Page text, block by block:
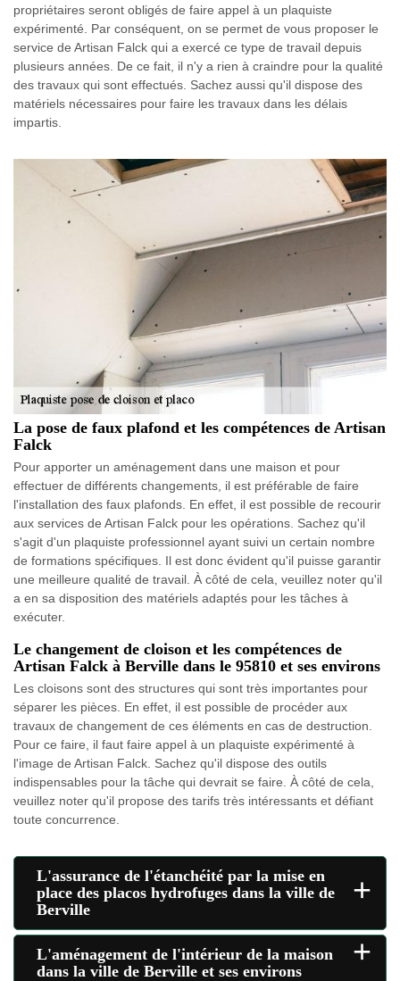
propriétaires seront obligés de faire appel à un plaquiste
expérimenté. Par conséquent, on se permet de vous proposer le
service de Artisan Falck qui a exercé ce type de travail depuis
plusieurs années. De ce fait, il n'y a rien à craindre pour la qualité
des travaux qui sont effectués. Sachez aussi qu'il dispose des
matériels nécessaires pour faire les travaux dans les délais
impartis.
La pose de faux plafond et les compétences de Artisan
Falck
Pour apporter un aménagement dans une maison et pour
effectuer de différents changements, il est préférable de faire
l'installation des faux plafonds. En effet, il est possible de recourir
aux services de Artisan Falck pour les opérations. Sachez qu'il
s'agit d'un plaquiste professionnel ayant suivi un certain nombre
de formations spécifiques. Il est donc évident qu'il puisse garantir
une meilleure qualité de travail. À côté de cela, veuillez noter qu'il
a en sa disposition des matériels adaptés pour les tâches à
exécuter.
Le changement de cloison et les compétences de
Artisan Falck à Berville dans le 95810 et ses environs
Les cloisons sont des structures qui sont très importantes pour
séparer les pièces. En effet, il est possible de procéder aux
travaux de changement de ces éléments en cas de destruction.
Pour ce faire, il faut faire appel à un plaquiste expérimenté à
l'image de Artisan Falck. Sachez qu'il dispose des outils
indispensables pour la tâche qui devrait se faire. À côté de cela,
veuillez noter qu'il propose des tarifs très intéressants et défiant
toute concurrence.
L'assurance de l'étanchéité par la mise en
place des placos hydrofuges dans la ville de
Berville
+
L'aménagement de l'intérieur de la maison
dans la ville de Berville et ses environs
+